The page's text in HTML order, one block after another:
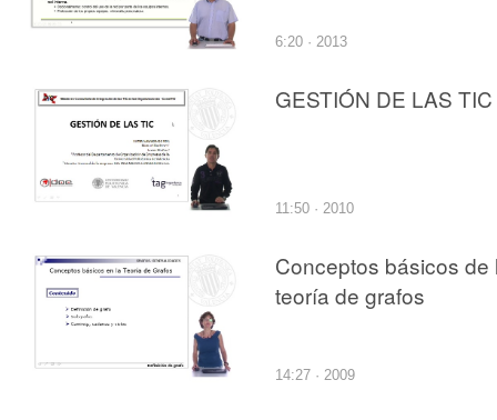
6:20 · 2013
GESTIÓN DE LAS TIC
11:50 · 2010
Conceptos básicos de
teoría de grafos
14:27 · 2009